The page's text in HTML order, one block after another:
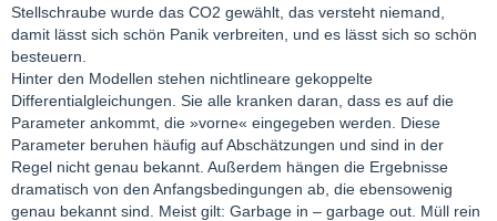
Stellschraube wurde das CO2 gewählt, das versteht niemand,
damit lässt sich schön Panik verbreiten, und es lässt sich so schön
besteuern.
Hinter den Modellen stehen nichtlineare gekoppelte
Differentialgleichungen. Sie alle kranken daran, dass es auf die
Parameter ankommt, die »vorne« eingegeben werden. Diese
Parameter beruhen häufig auf Abschätzungen und sind in der
Regel nicht genau bekannt. Außerdem hängen die Ergebnisse
dramatisch von den Anfangsbedingungen ab, die ebensowenig
genau bekannt sind. Meist gilt: Garbage in – garbage out. Müll rein